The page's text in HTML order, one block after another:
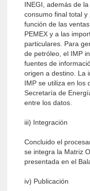
INEGI, además de
consumo final total
función de las
PEMEX y a las
particulares. Para
de petróleo, el IMP
fuentes de
origen a destino. La
IMP se utiliza en los
Secretaría de
entre los datos.
iii) Integración
Concluido el
se integra la Matriz
presentada en el
iv) Publicación